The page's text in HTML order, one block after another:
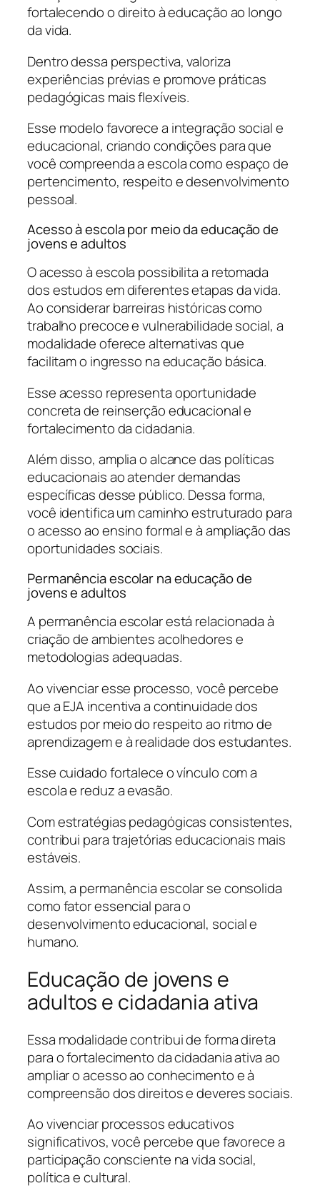
fortalecendo o direito à educação ao longo
da vida.
Dentro dessa perspectiva, valoriza
experiências prévias e promove práticas
pedagógicas mais flexíveis.
Esse modelo favorece a integração social e
educacional, criando condições para que
você compreenda a escola como espaço de
pertencimento, respeito e desenvolvimento
pessoal.
Acesso à escola por meio da educação de
jovens e adultos
O acesso à escola possibilita a retomada
dos estudos em diferentes etapas da vida.
Ao considerar barreiras históricas como
trabalho precoce e vulnerabilidade social, a
modalidade oferece alternativas que
facilitam o ingresso na educação básica.
Esse acesso representa oportunidade
concreta de reinserção educacional e
fortalecimento da cidadania.
Além disso, amplia o alcance das políticas
educacionais ao atender demandas
específicas desse público. Dessa forma,
você identifica um caminho estruturado para
o acesso ao ensino formal e à ampliação das
oportunidades sociais.
Permanência escolar na educação de
jovens e adultos
A permanência escolar está relacionada à
criação de ambientes acolhedores e
metodologias adequadas.
Ao vivenciar esse processo, você percebe
que a EJA incentiva a continuidade dos
estudos por meio do respeito ao ritmo de
aprendizagem e à realidade dos estudantes.
Esse cuidado fortalece o vínculo com a
escola e reduz a evasão.
Com estratégias pedagógicas consistentes,
contribui para trajetórias educacionais mais
estáveis.
Assim, a permanência escolar se consolida
como fator essencial para o
desenvolvimento educacional, social e
humano.
Educação de jovens e
adultos e cidadania ativa
Essa modalidade contribui de forma direta
para o fortalecimento da cidadania ativa ao
ampliar o acesso ao conhecimento e à
compreensão dos direitos e deveres sociais.
Ao vivenciar processos educativos
significativos, você percebe que favorece a
participação consciente na vida social,
política e cultural.